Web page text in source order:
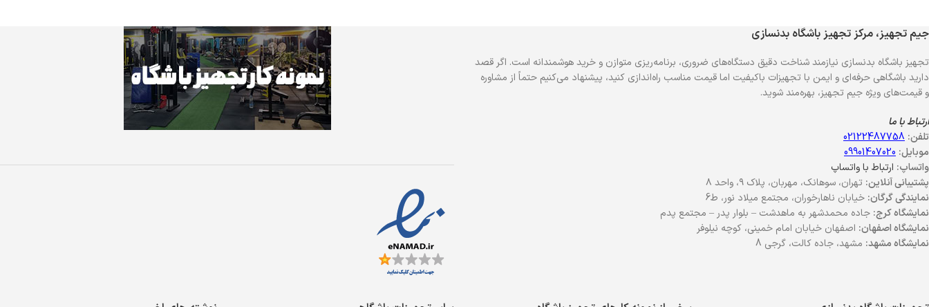
جیم تجهیز، مرکز تجهیز باشگاه بدنسازی
تجهیز باشگاه بدنسازی نیازمند شناخت دقیق دستگاه‌های ضروری، برنامه‌ریزی متوازن و خرید هوشمندانه است. اگر قصد
دارید باشگاهی حرفه‌ای و ایمن با تجهیزات باکیفیت اما قیمت مناسب راه‌اندازی کنید، پیشنهاد می‌کنیم حتماً از مشاوره
و قیمت‌های ویژه جیم تجهیز، بهره‌مند شوید.
ارتباط با ما
تلفن: 02122487758
موبایل: 09901407020
واتساپ: ارتباط با واتساپ
پشتیبانی آنلاین: تهران، سوهانک، مهربان، پلاک ۹، واحد ۸
نمایندگی گرگان: خیابان ناهارخوران، مجتمع میلاد نور، ط6
نمایشگاه کرج: جاده محمدشهر به ماهدشت – بلوار پدر – مجتمع پدم
نمایشگاه اصفهان: اصفهان خیابان امام خمینی، کوچه نیلوفر
نمایشگاه مشهد: مشهد، جاده کالت، گرجی 8